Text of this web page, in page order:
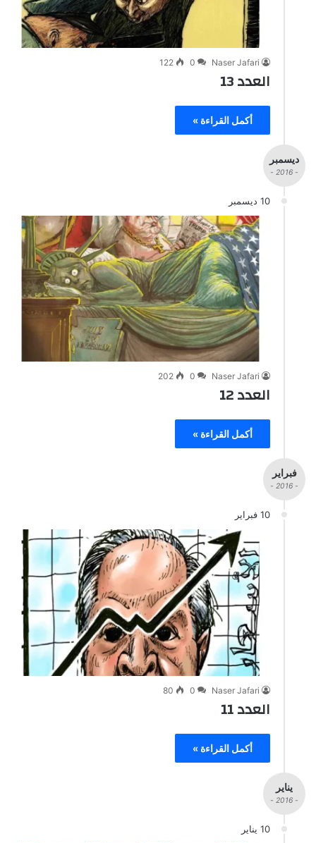
Naser Jafari
0
122
العدد 13
أكمل القراءة »
ديسمبر
- 2016 -
10 ديسمبر
Naser Jafari
0
202
العدد 12
أكمل القراءة »
فبراير
- 2016 -
10 فبراير
Naser Jafari
0
80
العدد 11
أكمل القراءة »
يناير
- 2016 -
10 يناير